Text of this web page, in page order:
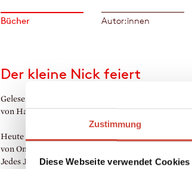
Zustimmung
Diese Webseite verwendet Cookies
Bücher Autor:innen
Der kleine Nick feiert
Gelesen von Rufus Beck. Aus dem Französischen
von Hans Georg Lenzen
Heute ist ein besonderer Tag – der Geburtstag
von Oma. Das ist die Mama von Nicks Mama.
Jedes Jahr trifft sich die Familie zur